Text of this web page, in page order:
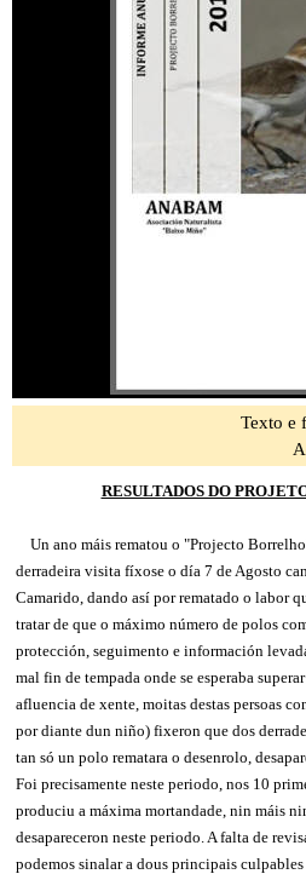
Texto e
RESULTADOS DO
Un ano máis rematou o "Projecto
derradeira visita fíxose o día 7 de Agosto
Camarido, dando así por rematado o labor
tratar de que o máximo número de polos
protección, seguimento e información
mal fin de tempada onde se esperaba
afluencia de xente, moitas destas persoas
por diante dun niño) fixeron que dos
tan só un polo rematara o desenrolo,
Foi precisamente neste periodo, nos 10
produciu a máxima mortandade, nin máis
desapareceron neste periodo. A falta de
podemos sinalar a dous principais